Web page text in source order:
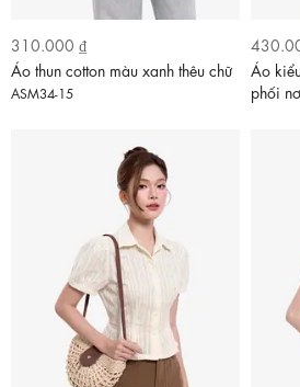
310.000 ₫
Áo thun cotton màu xanh thêu chữ
ASM34-15
Áo
phối nơ